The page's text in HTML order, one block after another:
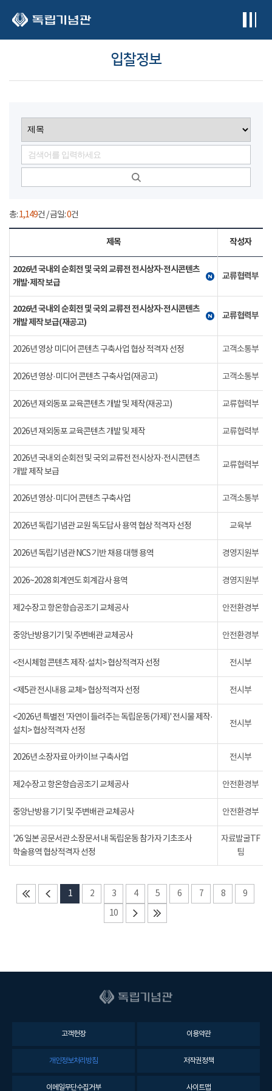
입찰정보
총:1,149건 / 금일:0건
제목 작성자
2026년 국내외 순회전 및 국외 교류전 전시상자·전시콘텐츠
개발·제작 보급
교류협력부
2026년 국내외 순회전 및 국외 교류전 전시상자·전시콘텐츠
개발 제작 보급(재공고)
교류협력부
2026년 영상 미디어 콘텐츠 구축사업 협상 적격자 선정 고객소통부
2026년 영상·미디어 콘텐츠 구축사업(재공고) 고객소통부
2026년 재외동포 교육콘텐츠 개발 및 제작(재공고) 교류협력부
2026년 재외동포 교육콘텐츠 개발 및 제작 교류협력부
2026년 국내외 순회전 및 국외 교류전 전시상자·전시콘텐츠
개발 제작 보급
교류협력부
2026년 영상·미디어 콘텐츠 구축사업 고객소통부
2026년 독립기념관 교원 독도답사 용역 협상 적격자 선정 교육부
2026년 독립기념관 NCS 기반 채용 대행 용역 경영지원부
2026~2028 회계연도 회계감사 용역 경영지원부
제2수장고 항온항습공조기 교체공사 안전환경부
중앙난방용기기 및 주변배관 교체공사 안전환경부
<전시체험 콘텐츠 제작·설치> 협상적격자 선정 전시부
<제5관 전시내용 교체> 협상적격자 선정 전시부
<2026년 특별전 '자연이 들려주는 독립운동(가제)' 전시물 제작·
설치> 협상적격자 선정
전시부
2026년 소장자료 아카이브 구축사업 전시부
제2수장고 항온항습공조기 교체공사 안전환경부
중앙난방용 기기 및 주변배관 교체공사 안전환경부
'26 일본 공문서관 소장문서 내 독립운동 참가자 기초조사
학술용역 협상적격자 선정
자료발굴TF
팀
1 2 3 4 5 6 7 8
9
10
고객헌장 이용약관
개인정보처리방침 저작권정책
이메일무단수집거부 사이트맵